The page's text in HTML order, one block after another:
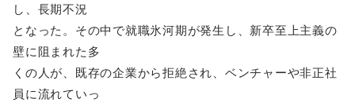
し、長期不況
となった。その中で就職氷河期が発生し、新卒至上主義の
壁に阻まれた多
くの人が、既存の企業から拒絶され、ベンチャーや非正社
員に流れていっ